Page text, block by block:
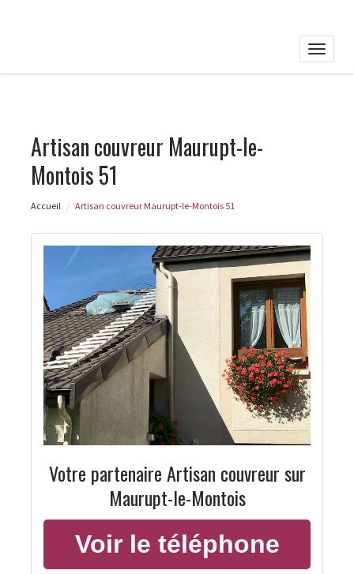
Toggle
Artisan couvreur Maurupt-le-
Montois 51
Accueil Artisan couvreur Maurupt-le-Montois 51
Votre partenaire Artisan couvreur sur
Maurupt-le-Montois